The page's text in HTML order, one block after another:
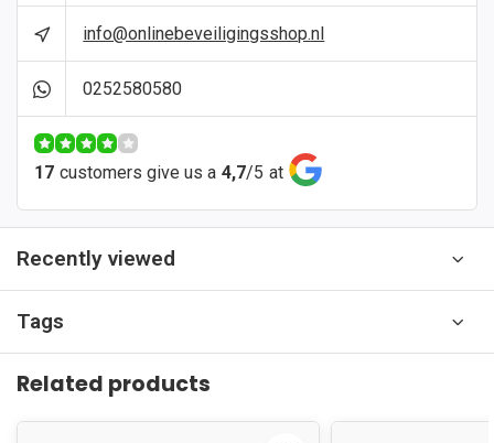
info@onlinebeveiligingsshop.nl
0252580580
17 customers give us a 4,7/5 at
Recently viewed
Tags
Related products